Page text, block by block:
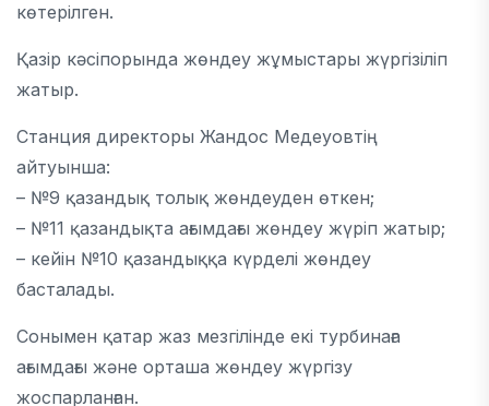
көтерілген.
Қазір кәсіпорында жөндеу жұмыстары жүргізіліп
жатыр.
Станция директоры Жандос Медеуовтің
айтуынша:
– №9 қазандық толық жөндеуден өткен;
– №11 қазандықта ағымдағы жөндеу жүріп жатыр;
– кейін №10 қазандыққа күрделі жөндеу
басталады.
Сонымен қатар жаз мезгілінде екі турбинаға
ағымдағы және орташа жөндеу жүргізу
жоспарланған.